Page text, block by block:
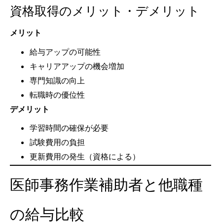
資格取得のメリット・デメリット
メリット
給与アップの可能性
キャリアアップの機会増加
専門知識の向上
転職時の優位性
デメリット
学習時間の確保が必要
試験費用の負担
更新費用の発生（資格による）
医師事務作業補助者と他職種
の給与比較